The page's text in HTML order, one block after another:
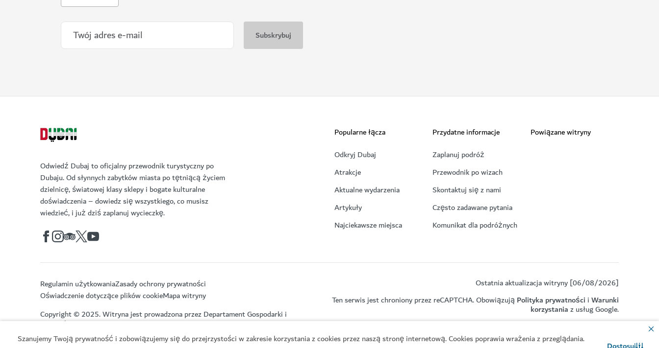
Szanujemy Twoją prywatność i zobowiązujemy się do przejrzystości w zakresie korzystania z cookies przez naszą stronę internetową. Cookies poprawia wrażenia z przeglądania.
Odwiedź Dubaj to oficjalny przewodnik turystyczny po
Dubaju. Od słynnych zabytków miasta po tętniącą życiem
dzielnicę, światowej klasy sklepy i bogate kulturalne
doświadczenia – dowiedz się wszystkiego, co musisz
wiedzieć, i już dziś zaplanuj wycieczkę.
Popularne łącza
Odkryj Dubaj
Atrakcje
Aktualne wydarzenia
Artykuły
Najciekawsze miejsca
Przydatne informacje
Zaplanuj podróż
Przewodnik po wizach
Skontaktuj się z nami
Często zadawane pytania
Komunikat dla podróżnych
Powiązane witryny
Regulamin użytkowaniaZasady ochrony prywatności
Oświadczenie dotyczące plików cookieMapa witryny
Copyright © 2025. Witryna jest prowadzona przez Departament Gospodarki i
Turystyki.
Ostatnia aktualizacja witryny [06/08/2026]
Ten serwis jest chroniony przez reCAPTCHA. Obowiązują Polityka prywatności iWarunki
korzystaniaz usług Google.